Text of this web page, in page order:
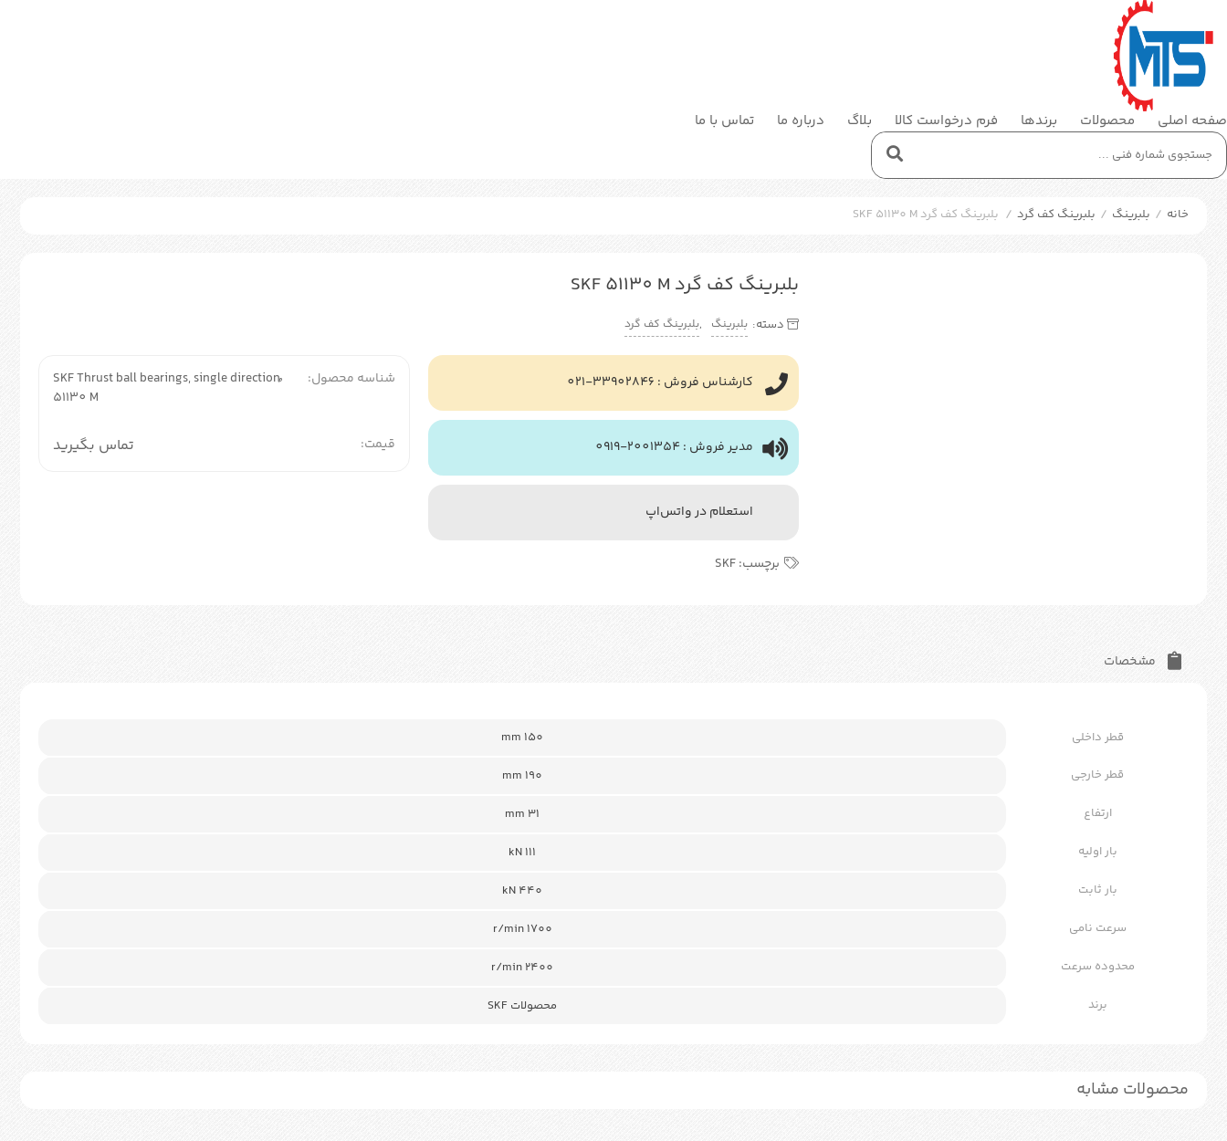
صفحه اصلی محصولات برندها فرم درخواست کالا بلاگ درباره ما تماس با ما
خانه / بلبرینگ / بلبرینگ کف گرد / بلبرینگ کف گرد SKF 51130 M
بلبرینگ کف گرد SKF 51130 M
دسته: بلبرینگ ,بلبرینگ کف گرد
کارشناس فروش : 33902846-021
مدیر فروش : 2001354-0919
استعلام در واتس‌اپ
برچسب:SKF
شناسه محصول:
ُSKF Thrust ball bearings, single direction
51130 M
قیمت: تماس بگیرید
مشخصات
قطر داخلی 150 mm
قطر خارجی 190 mm
ارتفاع 31 mm
بار اولیه 111 kN
بار ثابت 440 kN
سرعت نامی r/min 1700
محدوده سرعت r/min 2400
برند محصولات SKF
محصولات مشابه